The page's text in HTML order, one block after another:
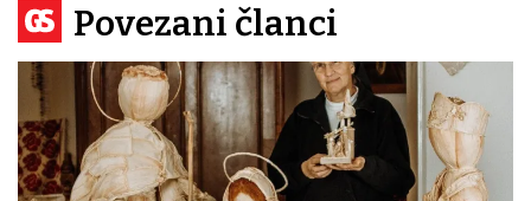
Povezani članci